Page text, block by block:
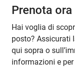
Prenota
Hai voglia di
posto? Assicurati
qui sopra o
informazioni e